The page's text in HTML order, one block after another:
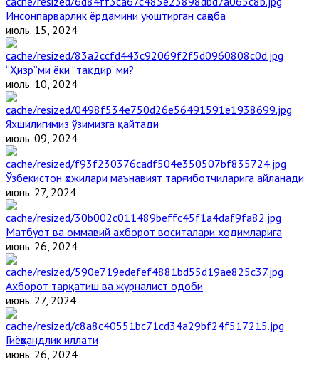
Инсонпарварлик ёрдамини уюштирган саҳоба
июль. 15, 2024
“Ҳизр”ми ёки “тақдир”ми?
июль. 10, 2024
Яхшилигимиз ўзимизга қайтади
июль. 09, 2024
Ўзбекистон ҳожилари маънавият тарғиботчиларига айланади
июнь. 27, 2024
Матбуот ва оммавий ахборот воситалари ходимларига
июнь. 26, 2024
Ахборот тарқатиш ва журналист одоби
июнь. 27, 2024
Гиёҳвандлик иллати
июнь. 26, 2024